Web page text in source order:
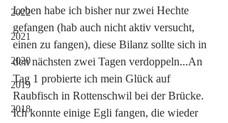
2022
2021
2020
2019
2018
Leben habe ich bisher nur zwei Hechte
gefangen (hab auch nicht aktiv versucht,
einen zu fangen), diese Bilanz sollte sich in
den nächsten zwei Tagen verdoppeln...An
Tag 1 probierte ich mein Glück auf
Raubfisch in Rottenschwil bei der Brücke.
Ich konnte einige Egli fangen, die wieder